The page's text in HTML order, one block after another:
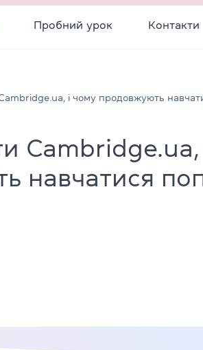
Пробний урок Контакти
і чому продовжують
Cambridge.ua,
навчатися